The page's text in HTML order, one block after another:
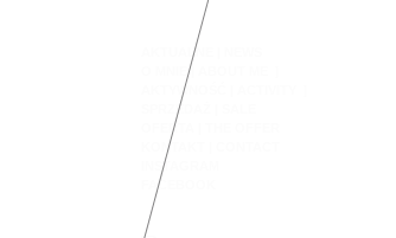
AKTUALNE | NEWS
O MNIE | ABOUT ME
AKTYWNOŚĆ | ACTIVITY
SPRZEDAŻ | SALE
OFERTA | THE OFFER
KONTAKT | CONTACT
INSTAGRAM
FACEBOOK